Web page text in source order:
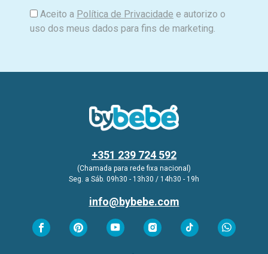
Aceito a Política de Privacidade e autorizo o
uso dos meus dados para fins de marketing.
+351 239 724 592
(Chamada para rede fixa nacional)
Seg. a Sáb. 09h30 - 13h30 / 14h30 - 19h
info@bybebe.com